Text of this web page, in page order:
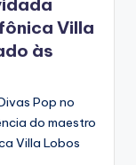
Villa
às
Pop no
do maestro
Villa Lobos